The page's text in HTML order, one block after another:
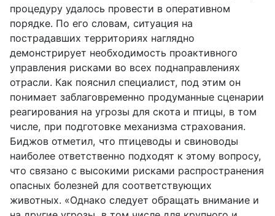
процедуру удалось провести в оперативном
порядке. По его словам, ситуация на
пострадавших территориях наглядно
демонстрирует необходимость проактивного
управления рисками во всех поднаправлениях
отрасли. Как пояснил специалист, под этим он
понимает заблаговременно продуманные сценарии
реагирования на угрозы для скота и птицы, в том
числе, при подготовке механизма страхования.
Биджов отметил, что птицеводы и свиноводы
наиболее ответственно подходят к этому вопросу,
что связано с высокими рисками распространения
опасных болезней для соответствующих
животных. «Однако следует обращать внимание и